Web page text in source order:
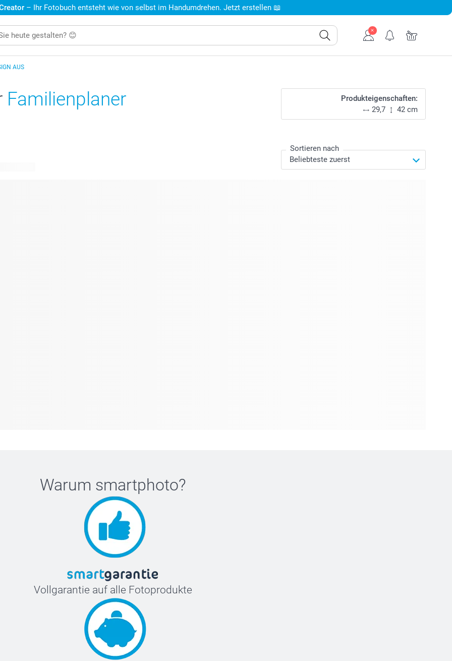
– Ihr Fotobuch entsteht wie von selbst im Handumdrehen. Jetzt erstellen 📖
AUS
Familienplaner
Produkteigenschaften:
29,7
42 cm
Sortieren nach
Warum smartphoto?
Vollgarantie auf alle Fotoprodukte